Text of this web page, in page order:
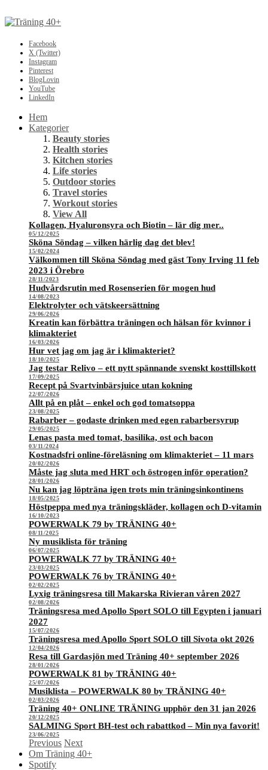
Facebook
X (Twitter)
Instagram
Pinterest
BlogLovin
YouTube
LinkedIn
Hem
Kategorier
Beauty stories
Health stories
Kitchen stories
Life stories
Outdoor stories
Travel stories
Workout stories
View All
Kollagen, Hyaluronsyra och Biotin – lär dig mer..
05/12/2025
Sköna Söndag – vilken härlig dag det blev!
15/02/2024
Välkommen till Sköna Söndag med gäst Tony Irving 11 feb
2023 i Örebro
28/11/2023
Hudvårdsrutin med Rosenserien för mogen hud
14/08/2023
Elektrolyter och vätskeersättning
29/06/2026
Kreatin kan förbättra träningen och hälsan för kvinnor i
klimakteriet
16/03/2026
Hur vet jag om jag är i klimakteriet?
18/10/2025
Jag testar Relivo – ett nytt spännande svenskt kosttillskott
17/09/2025
Recept på Svartvinbärsjuice utan kokning
22/07/2026
Allt på en plåt – enkel och god tomatsoppa
23/08/2025
Rabarber – godaste drinken med egen rabarbersyrup
29/05/2025
Lenas pasta med tomat, basilika, ost och bacon
03/11/2024
Kostnadsfri online-föreläsning om klimakteriet – 11 mars
20/02/2026
Måste jag sluta med HRT och östrogen inför operation?
28/01/2026
Nu kan jag löpträna igen trots min träningsinkontinens
18/05/2025
Höstpeppa med nya träningskläder, kollagen och D-vitamin
16/10/2023
POWERWALK 79 by TRÄNING 40+
08/11/2025
Ny musiklista för träning
06/07/2025
POWERWALK 77 by TRÄNING 40+
23/03/2025
POWERWALK 76 by TRÄNING 40+
02/02/2025
Lyxig träningsresa till Makarska Rivieran våren 2027
02/08/2026
Träningsresa med Apollo Sport SOLO till Egypten i januari
2027
15/07/2026
Träningsresa med Apollo Sport SOLO till Sivota okt 2026
12/04/2026
Resa till Gardasjön med Träning 40+ september 2026
28/01/2026
POWERWALK 81 by TRÄNING 40+
25/07/2026
Musiklista – POWERWALK 80 by TRÄNING 40+
02/03/2026
Träning 40+ ONLINE TRÄNING upphör den 31 jan 2026
20/12/2025
SALMING Sport BH-test och rabattkod – Min nya favorit!
23/06/2025
Previous Next
Om Träning 40+
Spotify